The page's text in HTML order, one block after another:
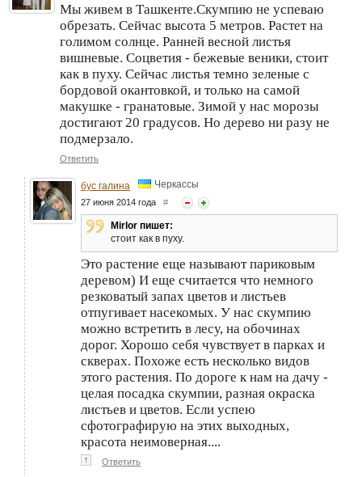
Мы живем в Ташкенте.Скумпию не успеваю
обрезать. Сейчас высота 5 метров. Растет на
голимом солнце. Ранней весной листья
вишневые. Соцветия - бежевые веники, стоит
как в пуху. Сейчас листья темно зеленые с
бордовой окантовкой, и только на самой
макушке - гранатовые. Зимой у нас морозы
достигают 20 градусов. Но дерево ни разу не
подмерзало.
Ответить
бус галина Черкассы
27 июня 2014 года #
Mirlor пишет:
стоит как в пуху.
Это растение еще называют париковым
деревом) И еще считается что немного
резковатый запах цветов и листьев
отпугивает насекомых. У нас скумпию
можно встретить в лесу, на обочинах
дорог. Хорошо себя чувствует в парках и
скверах. Похоже есть несколько видов
этого растения. По дороге к нам на дачу -
целая посадка скумпии, разная окраска
листьев и цветов. Если успею
сфотографирую на этих выходных,
красота неимоверная....
↑ Ответить